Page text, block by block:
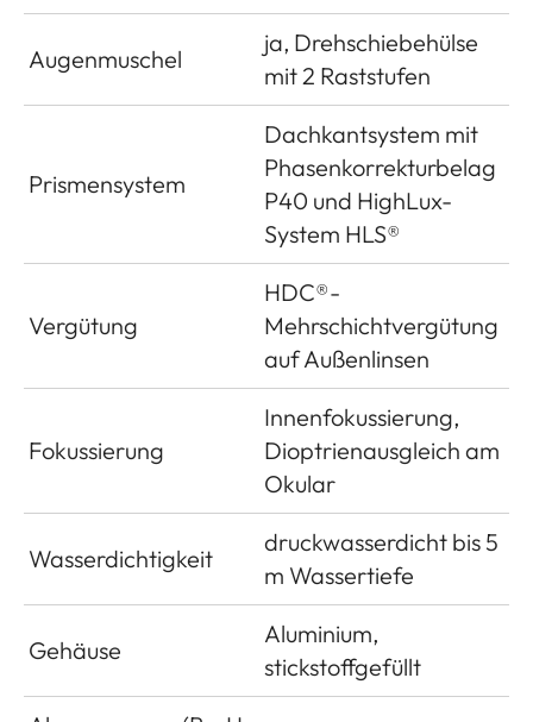
Augenmuschel
ja, Drehschiebehülse
mit 2 Raststufen
Prismensystem
Dachkantsystem mit
Phasenkorrekturbelag
P40 und HighLux-
System HLS®
Vergütung
HDC®-
Mehrschichtvergütung
auf Außenlinsen
Fokussierung
Innenfokussierung,
Dioptrienausgleich am
Okular
Wasserdichtigkeit
druckwasserdicht bis 5
m Wassertiefe
Gehäuse
Aluminium,
stickstoffgefüllt